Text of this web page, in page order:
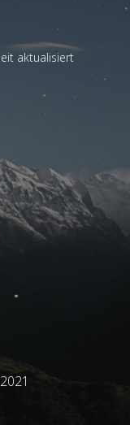
aktualisiert